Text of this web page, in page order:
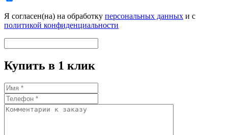
Я согласен(на) на обработку персональных данных и с
политикой конфиденциальности
Купить в 1 клик